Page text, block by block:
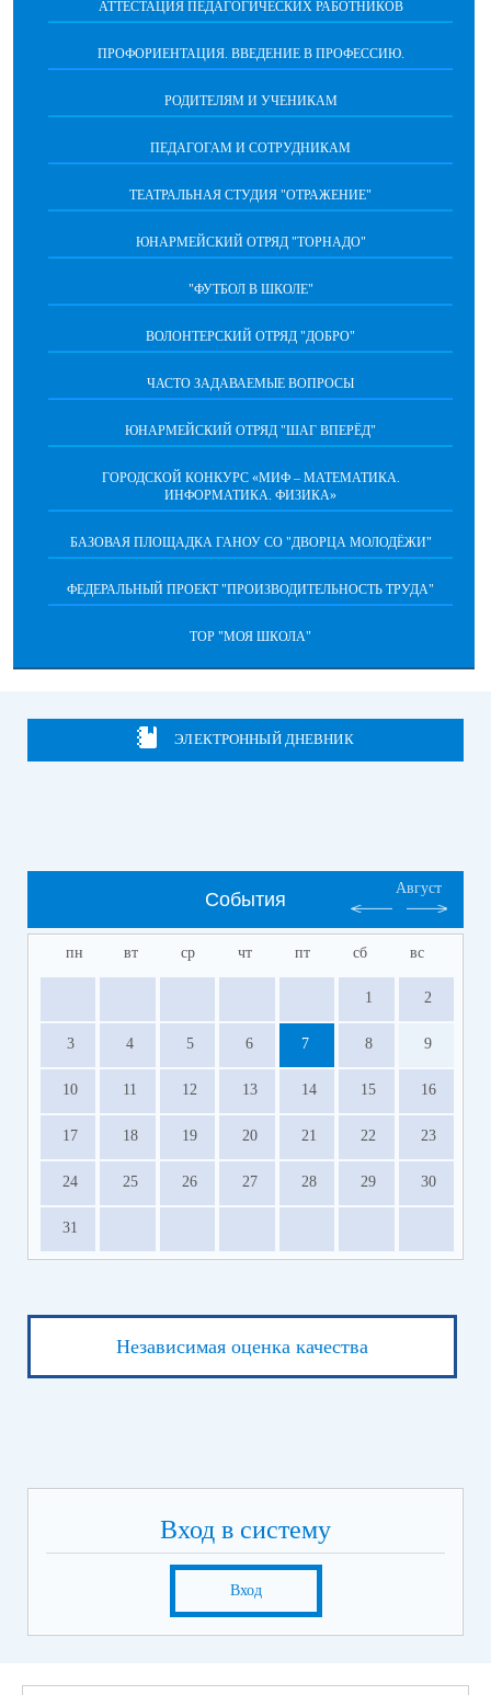
АТТЕСТАЦИЯ ПЕДАГОГИЧЕСКИХ РАБОТНИКОВ
ПРОФОРИЕНТАЦИЯ. ВВЕДЕНИЕ В ПРОФЕССИЮ.
РОДИТЕЛЯМ И УЧЕНИКАМ
ПЕДАГОГАМ И СОТРУДНИКАМ
ТЕАТРАЛЬНАЯ СТУДИЯ "ОТРАЖЕНИЕ"
ЮНАРМЕЙСКИЙ ОТРЯД "ТОРНАДО"
"ФУТБОЛ В ШКОЛЕ"
ВОЛОНТЕРСКИЙ ОТРЯД "ДОБРО"
ЧАСТО ЗАДАВАЕМЫЕ ВОПРОСЫ
ЮНАРМЕЙСКИЙ ОТРЯД "ШАГ ВПЕРËД"
ГОРОДСКОЙ КОНКУРС «МИФ – МАТЕМАТИКА.
ИНФОРМАТИКА. ФИЗИКА»
БАЗОВАЯ ПЛОЩАДКА ГАНОУ СО "ДВОРЦА МОЛОДЁЖИ"
ФЕДЕРАЛЬНЫЙ ПРОЕКТ "ПРОИЗВОДИТЕЛЬНОСТЬ ТРУДА"
ТОР "МОЯ ШКОЛА"
ЭЛЕКТРОННЫЙ ДНЕВНИК
События
Август
пн вт ср чт пт сб вс
1 2
3 4 5 6 7 8 9
10 11 12 13 14 15 16
17 18 19 20 21 22 23
24 25 26 27 28 29 30
31
Независимая оценка качества
Вход в систему
Вход